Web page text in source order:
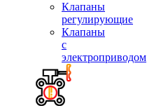
Клапаны
регулирующие
Клапаны
с
электроприводом